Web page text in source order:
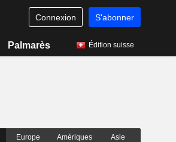
Connexion S'abonner
Palmarès Édition suisse
Europe Amériques Asie